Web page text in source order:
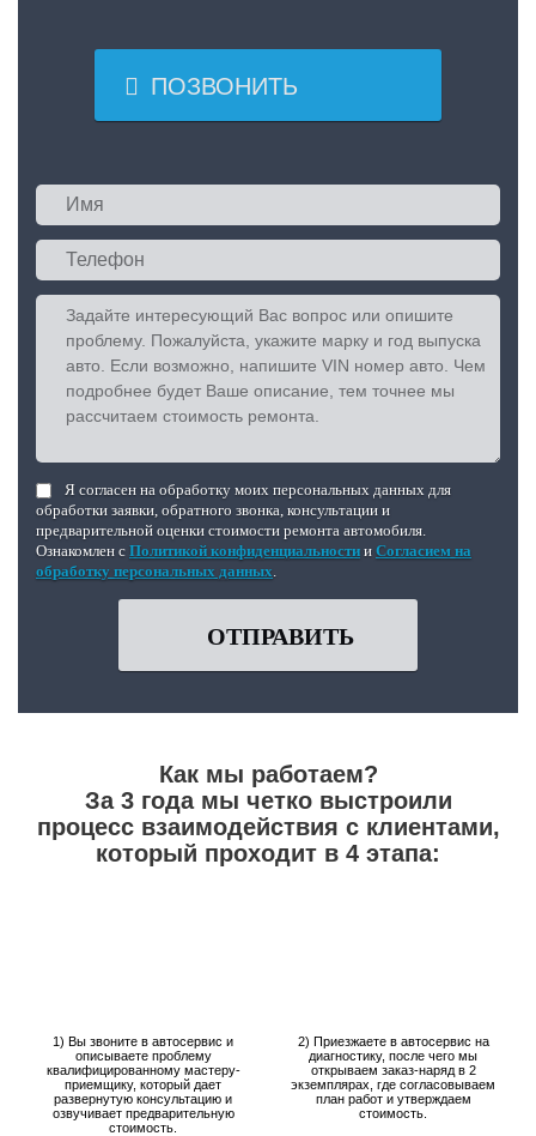
 ПОЗВОНИТЬ
Я согласен на обработку моих персональных данных для
обработки заявки, обратного звонка, консультации и
предварительной оценки стоимости ремонта автомобиля.
Ознакомлен с Политикой конфиденциальности и Согласием на
обработку персональных данных
ОТПРАВИТЬ
Как мы работаем?
За 3 года мы четко выстроили
процесс взаимодействия с клиентами,
который проходит в 4 этапа:
1) Вы звоните в автосервис и
описываете проблему
квалифицированному мастеру-
приемщику, который дает
развернутую консультацию и
озвучивает предварительную
стоимость.
2) Приезжаете в автосервис на
диагностику, после чего мы
открываем заказ-наряд в 2
экземплярах, где согласовываем
план работ и утверждаем
стоимость.